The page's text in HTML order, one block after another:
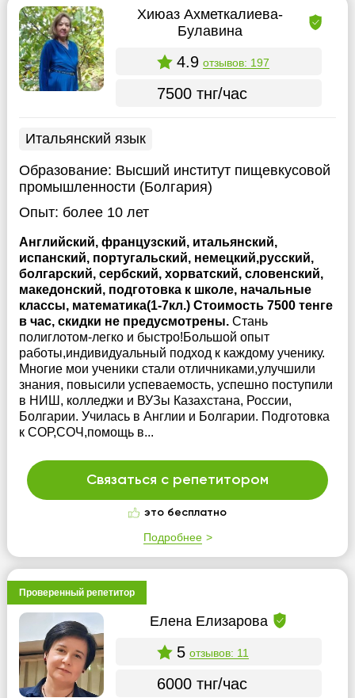
Хиюаз Ахметкалиева-
Булавина
4.9 отзывов: 197
7500 тнг/час
Итальянский язык
Образование: Высший институт пищевкусовой
промышленности (Болгария)
Опыт: более 10 лет
Английский, французский, итальянский,
испанский, португальский, немецкий,русский,
болгарский, сербский, хорватский, словенский,
македонский, подготовка к школе, начальные
классы, математика(1-7кл.) Стоимость 7500 тенге
в час, скидки не предусмотрены. Стань
полиглотом-легко и быстро!Большой опыт
работы,индивидуальный подход к каждому ученику.
Многие мои ученики стали отличниками,улучшили
знания, повысили успеваемость, успешно поступили
в НИШ, колледжи и ВУЗы Казахстана, России,
Болгарии. Училась в Англии и Болгарии. Подготовка
к СОР,СОЧ,помощь в...
Связаться с репетитором
это бесплатно
Подробнее
Проверенный репетитор
Елена Елизарова
5 отзывов: 11
6000 тнг/час